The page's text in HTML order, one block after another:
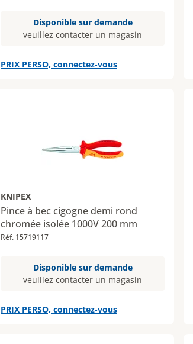
Disponible sur demande
veuillez contacter un magasin
PRIX PERSO, connectez-vous
KNIPEX
Pince à bec cigogne demi rond
chromée isolée 1000V 200 mm
Réf. 15719117
Disponible sur demande
veuillez contacter un magasin
PRIX PERSO, connectez-vous